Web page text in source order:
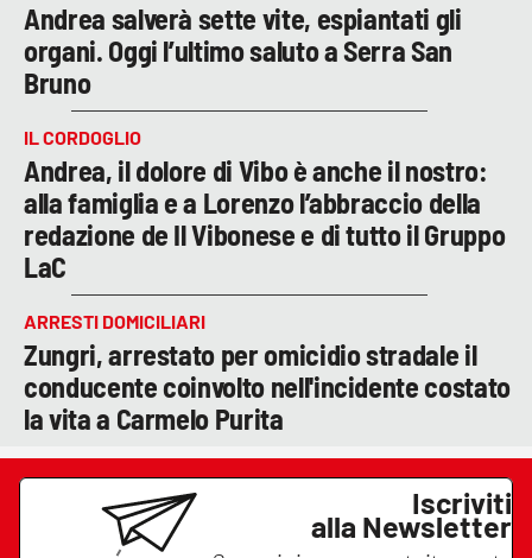
Andrea salverà sette vite, espiantati gli
organi. Oggi l’ultimo saluto a Serra San
Bruno
IL CORDOGLIO
Andrea, il dolore di Vibo è anche il nostro:
alla famiglia e a Lorenzo l’abbraccio della
redazione de Il Vibonese e di tutto il Gruppo
LaC
ARRESTI DOMICILIARI
Zungri, arrestato per omicidio stradale il
conducente coinvolto nell'incidente costato
la vita a Carmelo Purita
Iscriviti
alla Newsletter